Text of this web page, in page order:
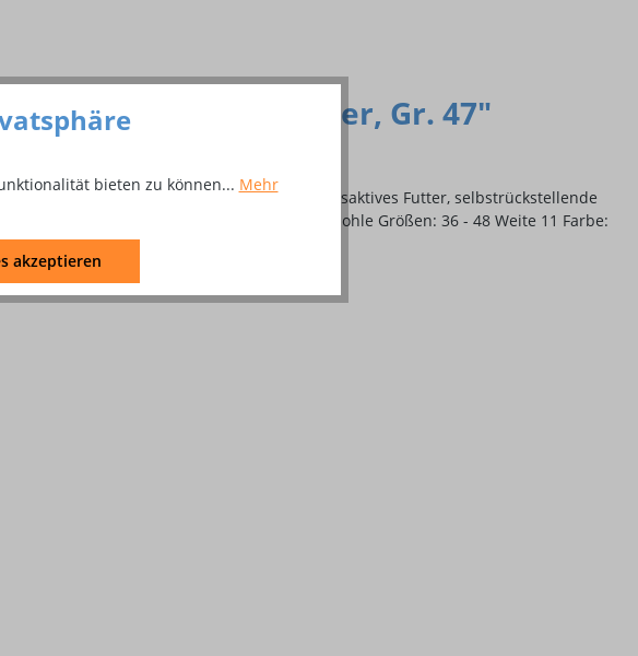
aus Rindleder, Gr. 47"
Active Grip®-Technologie, atmungsaktives Futter, selbstrückstellende
PU mit Active Grip®, Stahlzwischensohle Größen: 36 - 48 Weite 11 Farbe:
bieten zu können... Mehr
akzeptieren